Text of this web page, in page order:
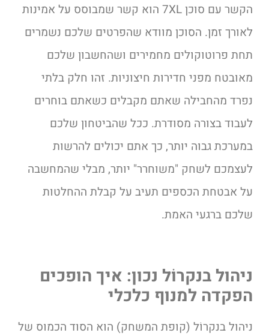
הקשר עם סוכן 7XL הוא קשר שמבוסס על אמינות
לאורך זמן. הסוכן מוודא שהפרטים שלכם נשמרים
תחת פרוטוקולים מחמירים ושהחשבון שלכם
מאובטח מפני חדירות חיצוניות. זהו חלק בלתי
נפרד מהחבילה שאתם מקבלים כשאתם בוחרים
לעבוד בצורה מסודרת. ככל שהביטחון שלכם
במערכת גבוה יותר, כך אתם יכולים להרשות
לעצמכם לשחק "משוחרר" יותר, מבלי שהמחשבה
על אבטחת הכספים תעיב על קבלת ההחלטות
שלכם ברגעי האמת.
ניהול בנקרוֹל נכון: איך הופכים
הפקדה למנוף כלכלי
ניהול בנקרוֹל (קופת המשחק) הוא הסוד הכמוס של